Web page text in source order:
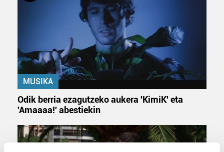
MUSIKA
Odik berria ezagutzeko aukera 'KimiK' eta
'Amaaaa!' abestiekin